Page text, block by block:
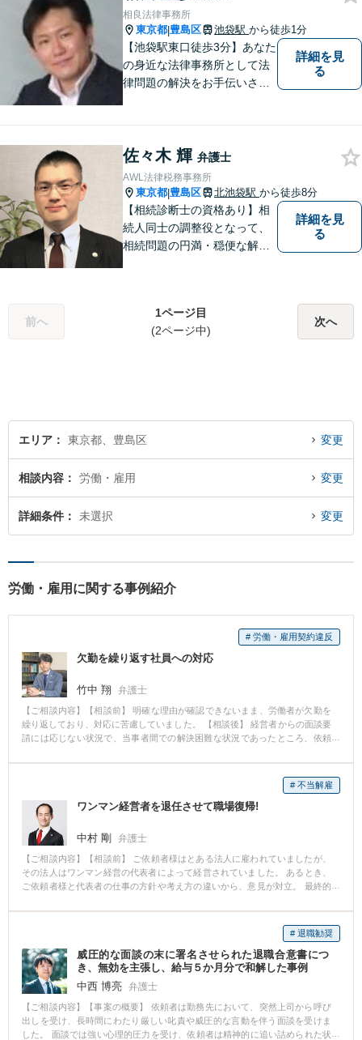
ん。ぜひ一度ご相談くださ
い。
相良法律事務所
東京都|豊島区 池袋駅 から徒歩1分
【池袋駅東口徒歩3分】あなた
の身近な法律事務所として法
律問題の解決をお手伝いさせ
詳細を見
る
佐々木 輝 弁護士
AWL法律税務事務所
東京都|豊島区 北池袋駅 から徒歩8分
【相続診断士の資格あり】相
続人同士の調整役となって、
相続問題の円満・穏便な解決
棄などお任せください【池袋8
分】交通事故・借金問題にも
詳細を見
る
前へ
1ページ目
(2ページ中)
次へ
エリア 東京都、豊島区 変更
相談内容 労働・雇用 変更
詳細条件 未選択 変更
労働・雇用に関する事例紹介
# 労働・雇用契約違反
欠勤を繰り返す社員への対応
竹中 翔 弁護士
【ご相談内容】【相談前】 明確な理由が確認できないまま、労働者が欠勤を
繰り返しており、対応に苦慮していました。 【相談後】 経営者からの面談要
請には応じない状況で、当事者間での解決困難な状況であったところ、依頼
争に発展することなく円満な解決を図ることが出来ました。 【弁護士のコメ
ント】 ご依頼をいただいた後、速やかに相手方への内容証明通知を発し、相
手方からの意向確認、相手方の状況確認を行ったうえで、相手方から速やか
に退職願を取得し、ご依頼頂いてから事件解決まで1か月以内での短期間での
円満な解決を図ることが出来ました。
# 不当解雇
ワンマン経営者を退任させて職場復帰!
中村 剛 弁護士
【ご相談内容】【相談前】 ご依頼者様はとある法人に雇われていましたが、
その法人はワンマン経営の代表者によって経営されていました。 あるとき、
ご依頼者様と代表者の仕事の方針や考え方の違いから、意見が対立。 最終的
イドもズタズタに引き裂かれてしまいました。 【相談後】 ご依頼者様の職場
復帰を目指して訴訟を提起することになりました。 相手方は全面的に争って
きましたが、ご依頼者様とともに、代表者のやり方に疑問を持つ、多くの人
達に支援を受けながら代表者に対する反対の声を上げ続けてきました。 その
結果、最終的には代表者を含めた役員全員が辞任するということになって、
法人の経営体制が一新された上で、ご依頼者様が職場復帰するという裁判上
の和解を成立させることができました。 【中村 剛弁護士からのコメント】 解
雇事件では、職場復帰よりも解決金をもらって退職する、という結果になる
ことが少なくありません。 その中で、見事職場復帰を果たされ、しかも、代
表者を含め、法人の役員が全員辞任するという結果まで勝ち取ることができ
# 退職勧奨
威圧的な面談の末に署名させられた退職合意書につ
き、無効を主張し、給与５か月分で和解した事例
中西 博亮 弁護士
【ご相談内容】【事案の概要】 依頼者は勤務先において、突然上司から呼び
出しを受け、長時間にわたり厳しい叱責や威圧的な言動を伴う面談を受けま
した。 面談では強い心理的圧力を受け、依頼者は精神的に追い詰められた状